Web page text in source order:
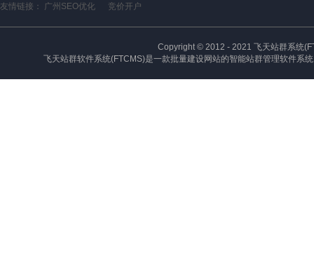
友情链接： 广州SEO优化 竞价开户
Copyright © 2012 - 2021 飞天站群系统
飞天站群软件系统(FTCMS)是一款批量建设网站的智能站群管理软件系